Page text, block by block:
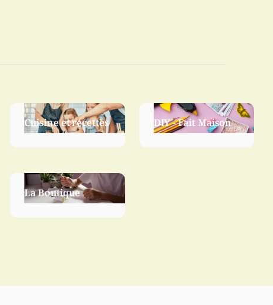
Cuisine et recettes DIY - Fait Maison
La Boutique